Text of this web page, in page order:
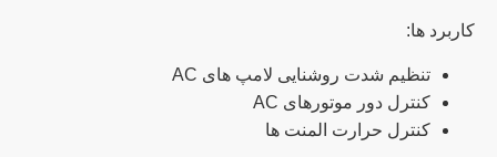
کاربرد ها:
تنظیم شدت روشنایی لامپ های AC
کنترل دور موتورهای AC
کنترل حرارت المنت ها